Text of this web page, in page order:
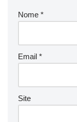
Nome *
Email *
Site